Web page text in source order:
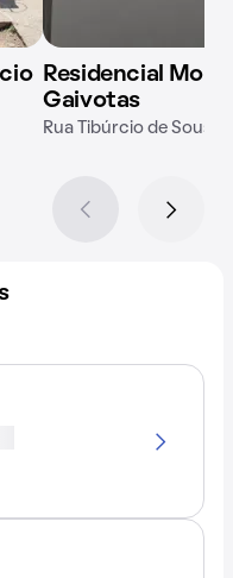
Residencial
Gaivotas
Rua Tibúrcio de Sousa,